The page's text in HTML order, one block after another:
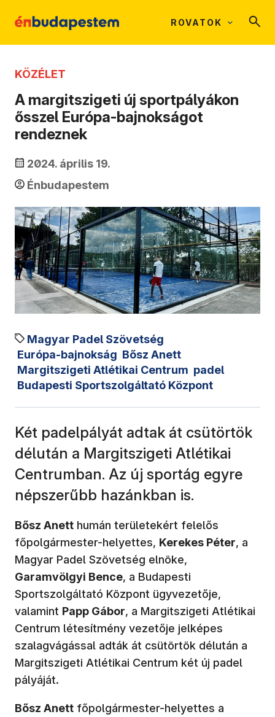
ROVATOK
KÖZÉLET
A margitszigeti új sportpályákon
ősszel Európa-bajnokságot
rendeznek
2024. április 19.
Énbudapestem
Magyar Padel Szövetség
Európa-bajnokság Bősz Anett
Margitszigeti Atlétikai Centrum padel
Budapesti Sportszolgáltató Központ
Két padelpályát adtak át csütörtök
délután a Margitszigeti Atlétikai
Centrumban. Az új sportág egyre
népszerűbb hazánkban is.
Bősz Anett humán területekért felelős
főpolgármester-helyettes, Kerekes Péter, a
Magyar Padel Szövetség elnöke,
Garamvölgyi Bence, a Budapesti
Sportszolgáltató Központ ügyvezetője,
valamint Papp Gábor, a Margitszigeti Atlétikai
Centrum létesítmény vezetője jelképes
szalagvágással adták át csütörtök délután a
Margitszigeti Atlétikai Centrum két új padel
pályáját.
Bősz Anett főpolgármester-helyettes a